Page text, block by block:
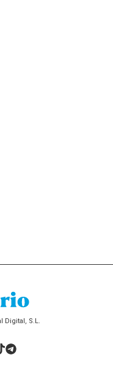
Digital, S.L.
TikTok
Telegram